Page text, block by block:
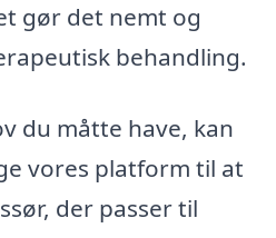
gør det nemt og
behandling.
du måtte have, kan
vores platform til at
der passer til